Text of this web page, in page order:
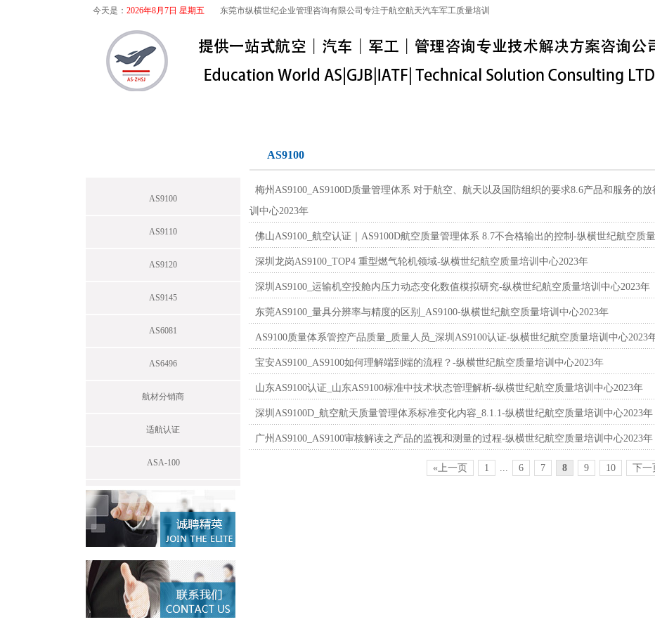
今天是： 2026年8月7日 星期五 东莞市纵横世纪企业管理咨询有限公司专注于航空航天汽车军工质量培训
AS9100
AS9110
AS9120
AS9145
AS6081
AS6496
航材分销商
适航认证
ASA-100
AS9100
梅州AS9100_AS9100D质量管理体系 对于航空、航天以及国防组织的要求8.6产品和服务的
训中心2023年
佛山AS9100_航空认证｜AS9100D航空质量管理体系 8.7不合格输出的控制-纵横世纪航空质
深圳龙岗AS9100_TOP4 重型燃气轮机领域-纵横世纪航空质量培训中心2023年
深圳AS9100_运输机空投舱内压力动态变化数值模拟研究-纵横世纪航空质量培训中心2023年
东莞AS9100_量具分辨率与精度的区别_AS9100-纵横世纪航空质量培训中心2023年
AS9100质量体系管控产品质量_质量人员_深圳AS9100认证-纵横世纪航空质量培训中心2023
宝安AS9100_AS9100如何理解端到端的流程？-纵横世纪航空质量培训中心2023年
山东AS9100认证_山东AS9100标准中技术状态管理解析-纵横世纪航空质量培训中心2023年
深圳AS9100D_航空航天质量管理体系标准变化内容_8.1.1-纵横世纪航空质量培训中心2023年
广州AS9100_AS9100审核解读之产品的监视和测量的过程-纵横世纪航空质量培训中心2023年
«上一页 1 ... 6 7 8 9 10 下一